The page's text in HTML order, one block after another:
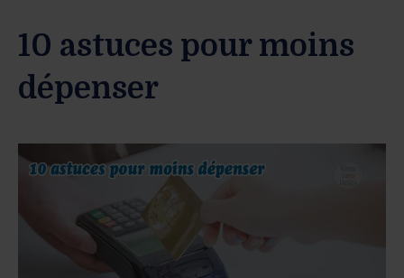
10 astuces pour moins
dépenser